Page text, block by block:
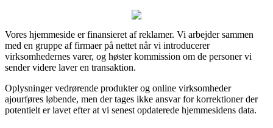
Vores hjemmeside er finansieret af reklamer. Vi arbejder sammen
med en gruppe af firmaer på nettet når vi introducerer
virksomhedernes varer, og høster kommission om de personer vi
sender videre laver en transaktion.
Oplysninger vedrørende produkter og online virksomheder
ajourføres løbende, men der tages ikke ansvar for korrektioner der
potentielt er lavet efter at vi senest opdaterede hjemmesidens data.